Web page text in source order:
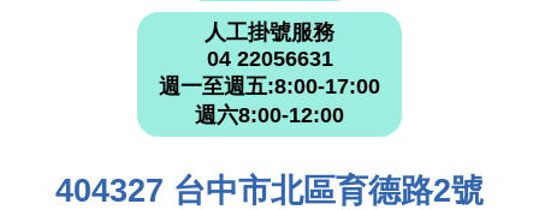
人工掛號服務
04 22056631
週一至週五:8:00-17:00
週六8:00-12:00
404327 台中市北區育德路2號